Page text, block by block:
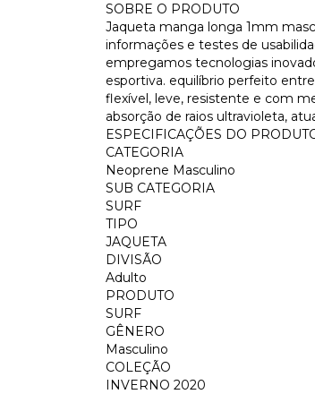
SOBRE O PRODUTO
Jaqueta manga longa 1mm
informações e testes de
empregamos tecnologias
esportiva. equilíbrio perfeito
flexível, leve, resistente e com
absorção de raios ultravioleta,
ESPECIFICAÇÕES DO
CATEGORIA
Neoprene Masculino
SUB CATEGORIA
SURF
TIPO
JAQUETA
DIVISÃO
Adulto
PRODUTO
SURF
GÊNERO
Masculino
COLEÇÃO
INVERNO 2020